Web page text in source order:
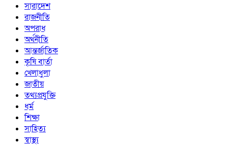
সারাদেশ
রাজনীতি
অপরাধ
অর্থনীতি
আন্তর্জাতিক
কৃষি বার্তা
খেলাধুলা
জাতীয়
তথ্যপ্রযুক্তি
ধর্ম
শিক্ষা
সাহিত্য
স্বাস্থ্য